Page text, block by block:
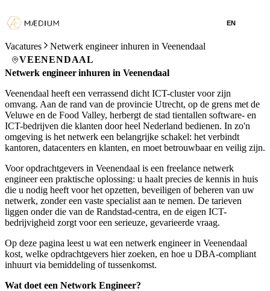
EN
Vacatures
Netwerk engineer inhuren in Veenendaal
VEENENDAAL
Netwerk engineer inhuren in Veenendaal
Veenendaal heeft een verrassend dicht ICT-cluster voor zijn
omvang. Aan de rand van de provincie Utrecht, op de grens met de
Veluwe en de Food Valley, herbergt de stad tientallen software- en
ICT-bedrijven die klanten door heel Nederland bedienen. In zo'n
omgeving is het netwerk een belangrijke schakel: het verbindt
kantoren, datacenters en klanten, en moet betrouwbaar en veilig zijn.
Voor opdrachtgevers in Veenendaal is een freelance netwerk
engineer een praktische oplossing: u haalt precies de kennis in huis
die u nodig heeft voor het opzetten, beveiligen of beheren van uw
netwerk, zonder een vaste specialist aan te nemen. De tarieven
liggen onder die van de Randstad-centra, en de eigen ICT-
bedrijvigheid zorgt voor een serieuze, gevarieerde vraag.
Op deze pagina leest u wat een netwerk engineer in Veenendaal
kost, welke opdrachtgevers hier zoeken, en hoe u DBA-compliant
inhuurt via bemiddeling of tussenkomst.
Wat doet een Network Engineer?